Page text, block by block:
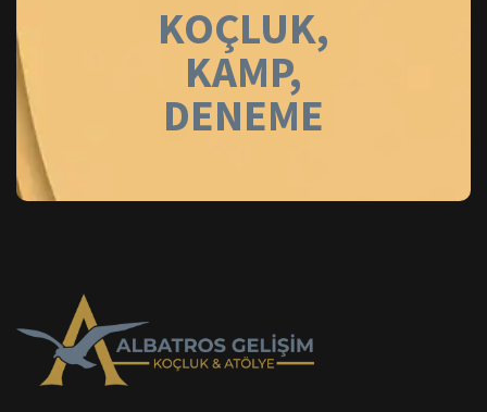
KOÇLUK,
KAMP,
DENEME